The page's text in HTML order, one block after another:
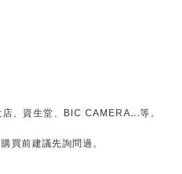
、資生堂、BIC CAMERA...等。
買前建議先詢問過。